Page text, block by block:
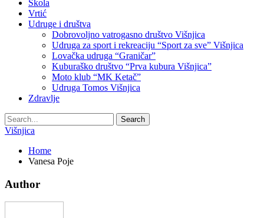
Škola
Vrtić
Udruge i društva
Dobrovoljno vatrogasno društvo Višnjica
Udruga za sport i rekreaciju “Sport za sve” Višnjica
Lovačka udruga “Graničar”
Kuburaško društvo “Prva kubura Višnjica”
Moto klub “MK Ketač”
Udruga Tomos Višnjica
Zdravlje
Višnjica
Home
Vanesa Poje
Author